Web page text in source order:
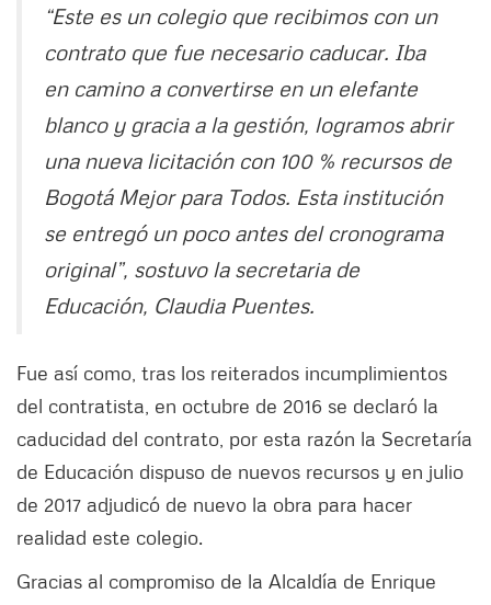
“Este es un colegio que recibimos con un
contrato que fue necesario caducar. Iba
en camino a convertirse en un elefante
blanco y gracia a la gestión, logramos abrir
una nueva licitación con 100 % recursos de
Bogotá Mejor para Todos. Esta institución
se entregó un poco antes del cronograma
original”, sostuvo la secretaria de
Educación, Claudia Puentes.
Fue así como, tras los reiterados incumplimientos
del contratista, en octubre de 2016 se declaró la
caducidad del contrato, por esta razón la Secretaría
de Educación dispuso de nuevos recursos y en julio
de 2017 adjudicó de nuevo la obra para hacer
realidad este colegio.
Gracias al compromiso de la Alcaldía de Enrique